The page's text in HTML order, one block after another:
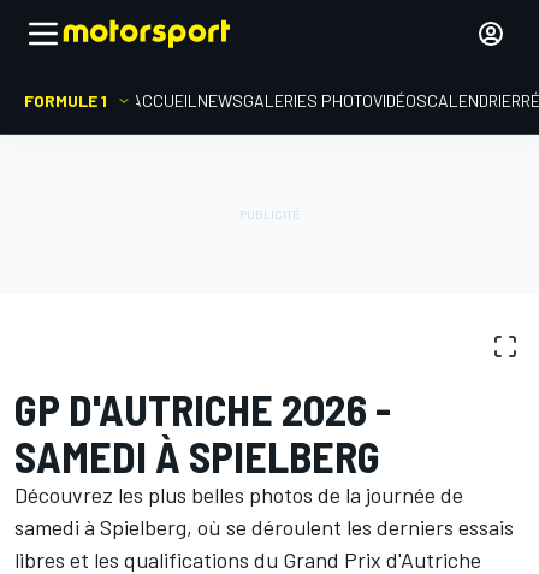
FORMULE 1 ACCUEIL NEWSGALERIES PHOTOVIDÉOSCALENDRIER
GP D'AUTRICHE 2026 -
SAMEDI À SPIELBERG
Découvrez les plus belles photos de la journée de
samedi à Spielberg, où se déroulent les derniers essais
libres et les qualifications du Grand Prix d'Autriche